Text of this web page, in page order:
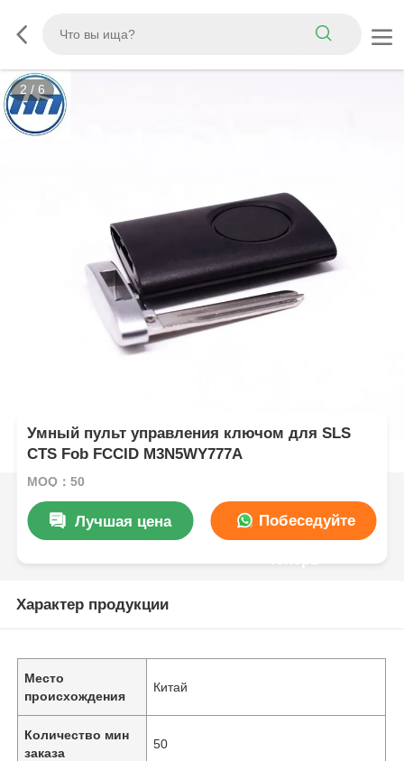
2 / 6
Умный пульт управления ключом для SLS
CTS Fob FCCID M3N5WY777A
MOQ：50
Лучшая цена Побеседуйте
Характер продукции
Место
происхождения
Китай
Количество мин
заказа
50